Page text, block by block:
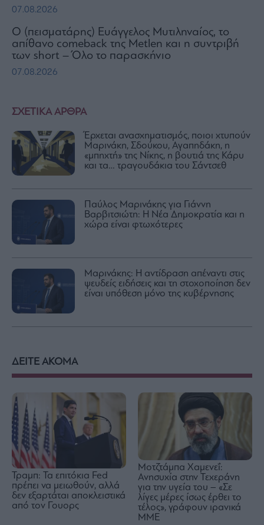
ΣΧΕΤΙΚΑ ΑΡΘΡΑ
Έρχεται ανασχηματισμός, ποιοι χτυπούν
Μαρινάκη, Σδούκου, Αγαπηδάκη, η
«μπηχτή» της Νίκης, η βουτιά της Κάρυ
και τα… τραγουδάκια του Σάντσεθ
Παύλος Μαρινάκης για Γιάννη
Βαρβιτσιώτη: Η Νέα Δημοκρατία και η
χώρα είναι φτωχότερες
Μαρινάκης: Η αντίδραση απέναντι στις
ψευδείς ειδήσεις και τη στοχοποίηση δεν
είναι υπόθεση μόνο της κυβέρνησης
07.08.2026
Ο (πεισματάρης) Ευάγγελος Μυτιληναίος, το
απίθανο comeback της Μetlen και η συντριβή
των short – Όλο το παρασκήνιο
07.08.2026
ΔΕΙΤΕ ΑΚΟΜΑ
Τραμπ: Τα επιτόκια Fed
πρέπει να μειωθούν, αλλά
δεν εξαρτάται αποκλειστικά
από τον Γουορς
Μοτζτάμπα Χαμενεΐ:
Ανησυχία στην Τεχεράνη
για την υγεία του – «Σε
λίγες μέρες ίσως έρθει το
τέλος», γράφουν ιρανικά
ΜΜΕ